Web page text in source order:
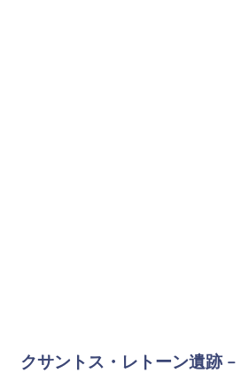
クサントス・レトーン遺跡 –